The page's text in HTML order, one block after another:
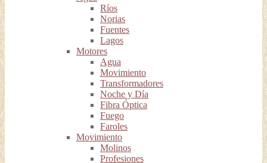
Ríos
Norias
Fuentes
Lagos
Motores
Agua
Movimiento
Transformadores
Noche y Día
Fibra Óptica
Fuego
Faroles
Movimiento
Molinos
Profesiones